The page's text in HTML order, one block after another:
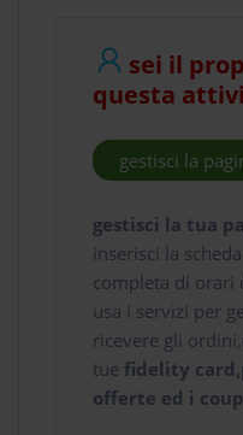
sei il
questa
gestisci la
gestisci la tua
inserisci la
completa di orari
usa i servizi per
ricevere gli
tue fidelity
offerte ed i